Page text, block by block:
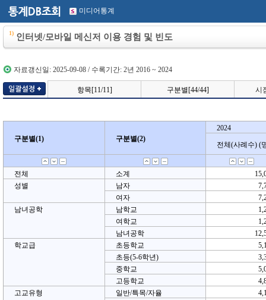
미디어통계
1) 인터넷/모바일 메신저 이용 경험 및 빈도
자료갱신일: 2025-09-08 / 수록기간: 2년 2016 ~ 2024
항목[11/11] 구분별[44/44] 시
구분별(1) 구분별(2)
2024
전체(사례수) (
전체 소계
성별
남자
여자
남녀공학
남학교
여학교
남녀공학
학교급
초등학교
초등(5-6학년)
중학교
고등학교
고교유형
일반/특목/자율
구분별(1) 구분별(2)
2024
전체(사례수) (